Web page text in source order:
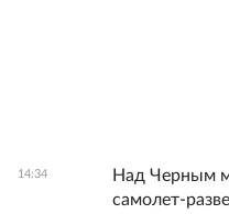
14:34
Над Черным
самолет-